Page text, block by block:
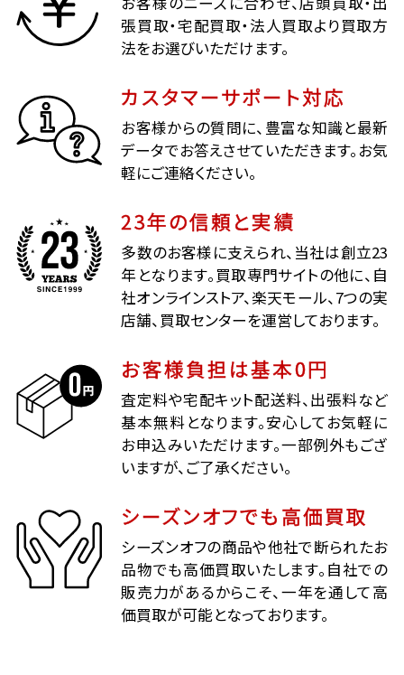
張買取・宅配買取・法人買取より買取方
法をお選びいただけます。
カスタマーサポート対応
お客様からの質問に、豊富な知識と最新
データでお答えさせていただきます。お気
軽にご連絡ください。
23年の信頼と実績
多数のお客様に支えられ、当社は創立23
年となります。買取専門サイトの他に、自
社オンラインストア、楽天モール、7つの実
店舗、買取センターを運営しております。
お客様負担は基本0円
査定料や宅配キット配送料、出張料など
基本無料となります。安心してお気軽に
お申込みいただけます。一部例外もござ
いますが、ご了承ください。
シーズンオフでも高価買取
シーズンオフの商品や他社で断られたお
品物でも高価買取いたします。自社での
販売力があるからこそ、一年を通して高
価買取が可能となっております。